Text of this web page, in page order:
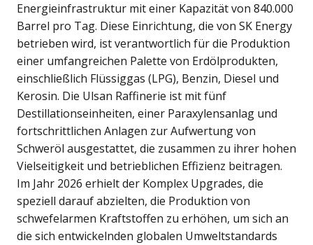
Energieinfrastruktur mit einer Kapazität von 840.000
Barrel pro Tag. Diese Einrichtung, die von SK Energy
betrieben wird, ist verantwortlich für die Produktion
einer umfangreichen Palette von Erdölprodukten,
einschließlich Flüssiggas (LPG), Benzin, Diesel und
Kerosin. Die Ulsan Raffinerie ist mit fünf
Destillationseinheiten, einer Paraxylensanlag und
fortschrittlichen Anlagen zur Aufwertung von
Schweröl ausgestattet, die zusammen zu ihrer hohen
Vielseitigkeit und betrieblichen Effizienz beitragen.
Im Jahr 2026 erhielt der Komplex Upgrades, die
speziell darauf abzielten, die Produktion von
schwefelarmen Kraftstoffen zu erhöhen, um sich an
die sich entwickelnden globalen Umweltstandards